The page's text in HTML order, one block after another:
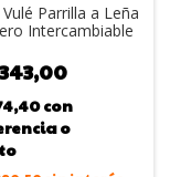
Parrilla a Leña
Intercambiable
con
o